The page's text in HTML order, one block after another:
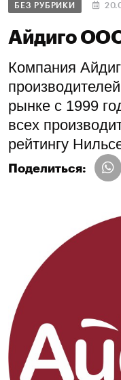
БЕЗ РУБРИКИ
Айдиго
Компания
рынке с 1999
всех
рейтингу
Поделиться: